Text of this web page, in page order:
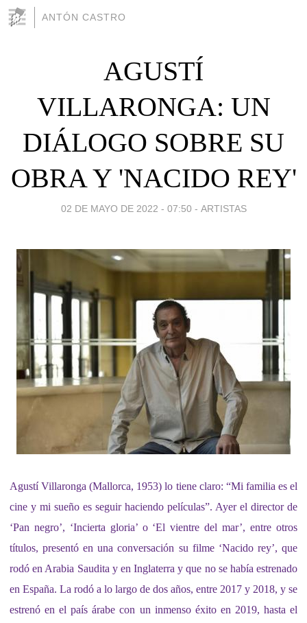
ANTÓN CASTRO
AGUSTÍ
VILLARONGA: UN
DIÁLOGO SOBRE SU
OBRA Y 'NACIDO REY'
02 DE MAYO DE 2022 - 07:50 - ARTISTAS
Agustí Villaronga (Mallorca, 1953) lo tiene claro: “Mi familia es el
cine y mi sueño es seguir haciendo películas”. Ayer el director de
‘Pan negro’, ‘Incierta gloria’ o ‘El vientre del mar’, entre otros
títulos, presentó en una conversación su filme ‘Nacido rey’, que
rodó en Arabia Saudita y en Inglaterra y que no se había estrenado
en España. La rodó a lo largo de dos años, entre 2017 y 2018, y se
estrenó en el país árabe con un inmenso éxito en 2019, hasta el